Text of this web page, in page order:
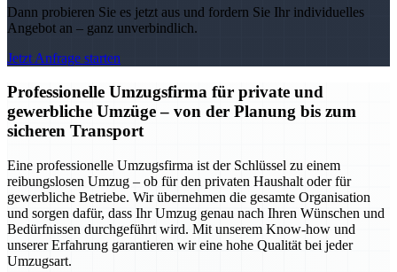
Dann probieren Sie es jetzt aus und fordern Sie Ihr individuelles
Angebot an – ganz unverbindlich.
Jetzt Anfrage starten
Professionelle Umzugsfirma für private und
gewerbliche Umzüge – von der Planung bis zum
sicheren Transport
Eine professionelle Umzugsfirma ist der Schlüssel zu einem
reibungslosen Umzug – ob für den privaten Haushalt oder für
gewerbliche Betriebe. Wir übernehmen die gesamte Organisation
und sorgen dafür, dass Ihr Umzug genau nach Ihren Wünschen und
Bedürfnissen durchgeführt wird. Mit unserem Know-how und
unserer Erfahrung garantieren wir eine hohe Qualität bei jeder
Umzugsart.